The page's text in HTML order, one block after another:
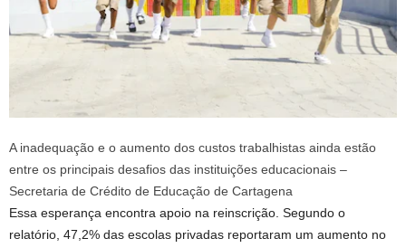
A inadequação e o aumento dos custos trabalhistas ainda estão
entre os principais desafios das instituições educacionais –
Secretaria de Crédito de Educação de Cartagena
Essa esperança encontra apoio na reinscrição. Segundo o
relatório, 47,2% das escolas privadas reportaram um aumento no